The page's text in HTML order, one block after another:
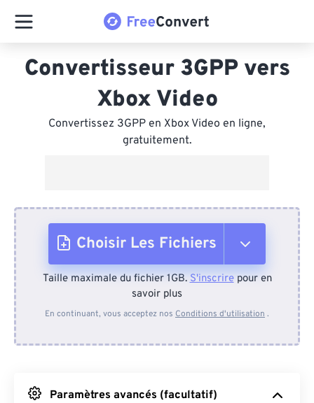
Convertisseur 3GPP vers
Xbox Video
Convertissez 3GPP en Xbox Video en ligne,
gratuitement.
Choisir Les Fichiers
Depuis l'appareil
Depuis Google Drive
Taille maximale du fichier 1GB.S'inscrirepour en
savoir plus
En continuant, vous acceptez nos Conditions d'utilisation .
Paramètres avancés (facultatif)